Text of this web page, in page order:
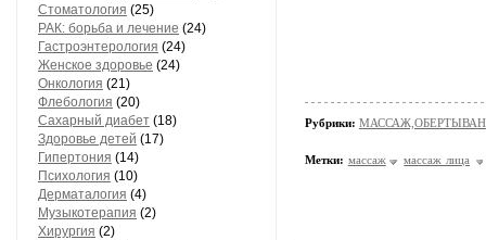
Стоматология (25)
РАК: борьба и лечение (24)
Гастроэнтерология (24)
Женское здоровье (24)
Онкология (21)
Флебология (20)
Сахарный диабет (18)
Здоровье детей (17)
Гипертония (14)
Психология (10)
Дерматалогия (4)
Музыкотерапия (2)
Хирургия (2)
Рубрики:
Метки: массаж массаж лица